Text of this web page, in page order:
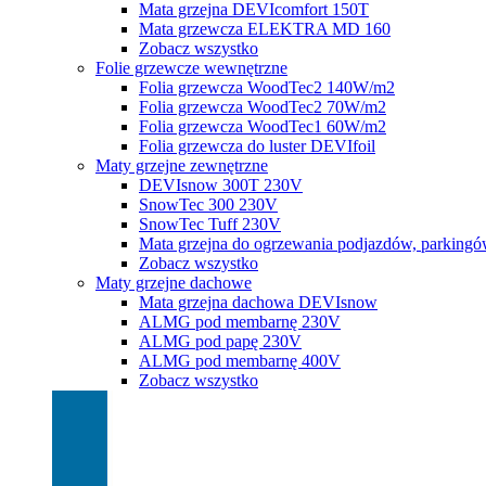
Mata grzejna DEVIcomfort 150T
Mata grzewcza ELEKTRA MD 160
Zobacz wszystko
Folie grzewcze wewnętrzne
Folia grzewcza WoodTec2 140W/m2
Folia grzewcza WoodTec2 70W/m2
Folia grzewcza WoodTec1 60W/m2
Folia grzewcza do luster DEVIfoil
Maty grzejne zewnętrzne
DEVIsnow 300T 230V
SnowTec 300 230V
SnowTec Tuff 230V
Mata grzejna do ogrzewania podjazdów,
Zobacz wszystko
Maty grzejne dachowe
Mata grzejna dachowa DEVIsnow
ALMG pod membarnę 230V
ALMG pod papę 230V
ALMG pod membarnę 400V
Zobacz wszystko